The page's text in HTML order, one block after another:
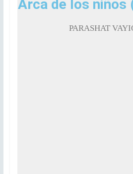
Arca de los niños
PARASHAT